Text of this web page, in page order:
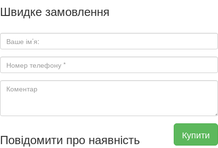
Швидке замовлення
Купити
Повідомити про наявність